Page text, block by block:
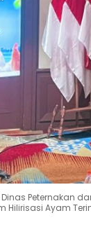
Dinas Peternakan
Hilirisasi Ayam